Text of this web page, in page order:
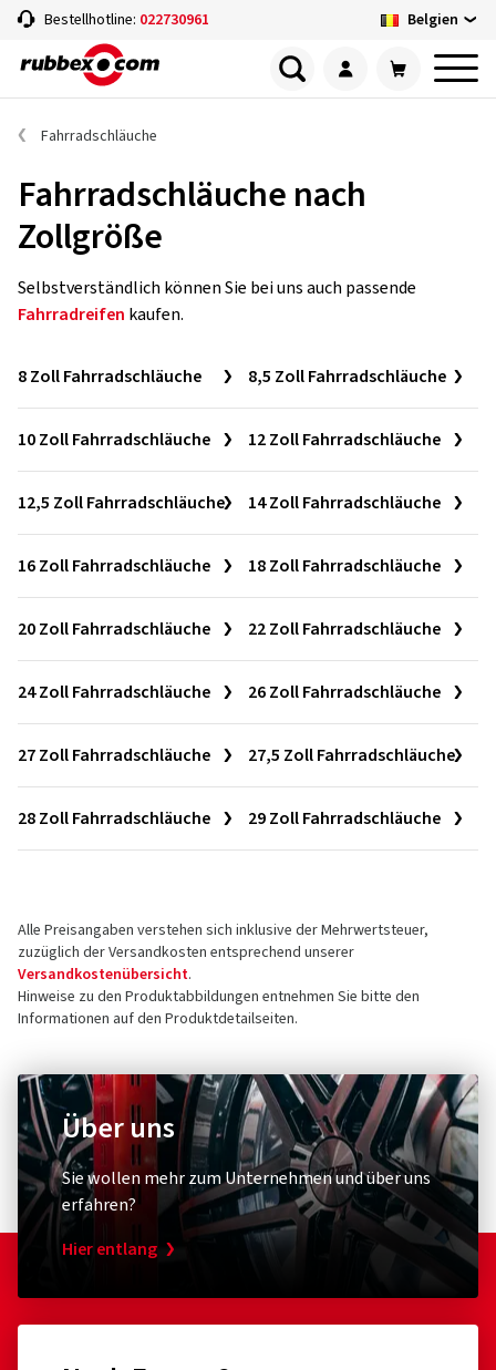
Bestellhotline: 022730961 Belgien
Fahrradschläuche
Fahrradschläuche nach
Zollgröße
Selbstverständlich können Sie bei uns auch passende
Fahrradreifen kaufen.
8 Zoll Fahrradschläuche 8,5 Zoll Fahrradschläuche
10 Zoll Fahrradschläuche 12 Zoll Fahrradschläuche
12,5 Zoll Fahrradschläuche 14 Zoll Fahrradschläuche
16 Zoll Fahrradschläuche 18 Zoll Fahrradschläuche
20 Zoll Fahrradschläuche 22 Zoll Fahrradschläuche
24 Zoll Fahrradschläuche 26 Zoll Fahrradschläuche
27 Zoll Fahrradschläuche 27,5 Zoll Fahrradschläuche
28 Zoll Fahrradschläuche 29 Zoll Fahrradschläuche
Alle Preisangaben verstehen sich inklusive der Mehrwertsteuer,
zuzüglich der Versandkosten entsprechend unserer
Versandkostenübersicht.
Hinweise zu den Produktabbildungen entnehmen Sie bitte den
Informationen auf den Produktdetailseiten.
Über uns
Sie wollen mehr zum Unternehmen und über uns
erfahren?
Hier entlang